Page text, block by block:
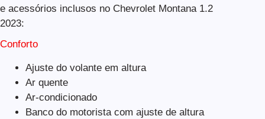
e acessórios inclusos no Chevrolet Montana 1.2
2023:
Conforto
Ajuste do volante em altura
Ar quente
Ar-condicionado
Banco do motorista com ajuste de altura